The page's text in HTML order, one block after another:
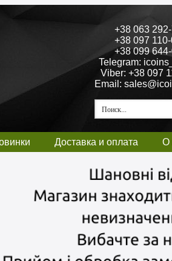
+38 063
+38 097
+38 099
Telegram:
Viber: +38 097
Email:
Доставка и оплата О